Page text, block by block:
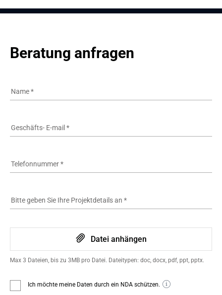
Beratung anfragen
Name*
Geschäfts- E-mail *
Telefonnummer*
Bitte geben Sie Ihre Projektdetails an *
Datei anhängen
Max 3 Dateien, bis zu 3MB pro Datei. Dateitypen: doc, docx, pdf, ppt, pptx.
Ich möchte meine Daten durch ein NDA schützen.